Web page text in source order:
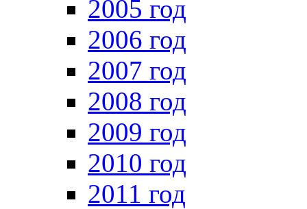
2005 год
2006 год
2007 год
2008 год
2009 год
2010 год
2011 год